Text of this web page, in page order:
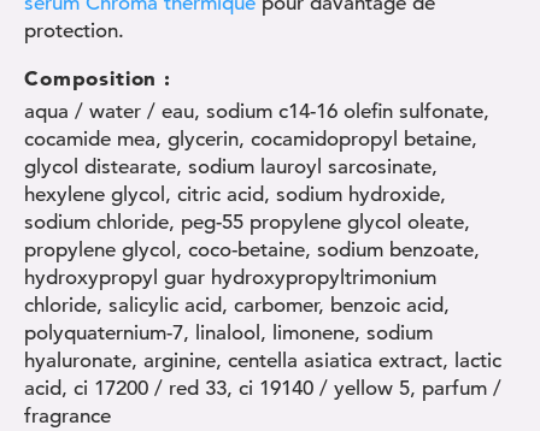
protection.
Composition :
aqua / water / eau, sodium c14-16 olefin sulfonate,
cocamide mea, glycerin, cocamidopropyl betaine,
glycol distearate, sodium lauroyl sarcosinate,
hexylene glycol, citric acid, sodium hydroxide,
sodium chloride, peg-55 propylene glycol oleate,
propylene glycol, coco-betaine, sodium benzoate,
hydroxypropyl guar hydroxypropyltrimonium
chloride, salicylic acid, carbomer, benzoic acid,
polyquaternium-7, linalool, limonene, sodium
hyaluronate, arginine, centella asiatica extract, lactic
acid, ci 17200 / red 33, ci 19140 / yellow 5, parfum /
fragrance